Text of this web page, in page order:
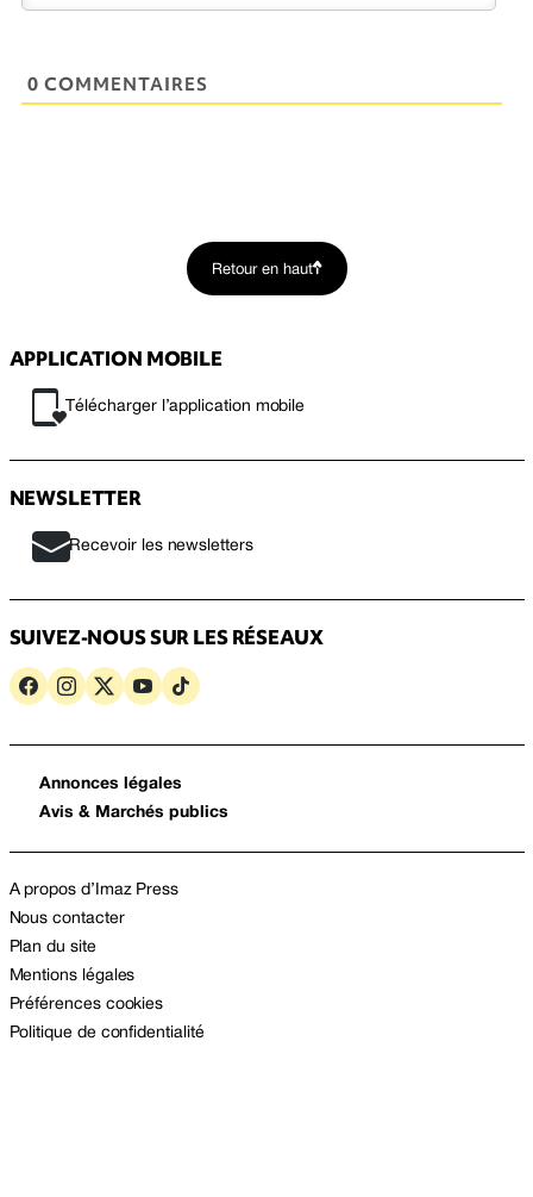
0 COMMENTAIRES
Retour en haut
APPLICATION MOBILE
Télécharger l’application mobile
NEWSLETTER
Recevoir les newsletters
SUIVEZ-NOUS SUR LES RÉSEAUX
Annonces légales
Avis & Marchés publics
A propos d’Imaz Press
Nous contacter
Plan du site
Mentions légales
Préférences cookies
Politique de confidentialité